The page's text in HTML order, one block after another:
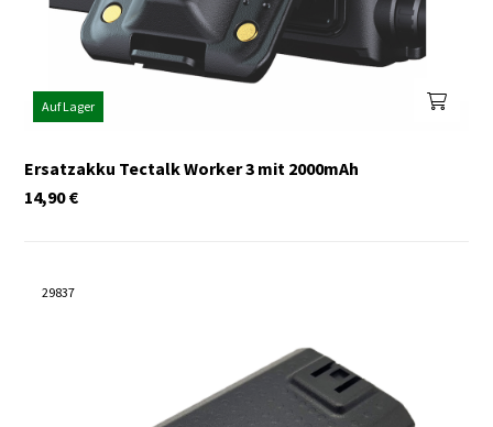
Auf Lager
Ersatzakku Tectalk Worker 3 mit 2000mAh
€
14,90
29837